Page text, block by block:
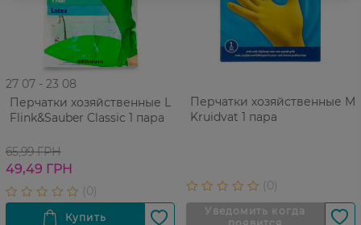
27 07 - 23 08
Перчатки хозяйственные L
Flink&Sauber Classic 1 пара
65,99 ГРН
49,49 ГРН
Перчатки хозяйственные M
Kruidvat 1 пара